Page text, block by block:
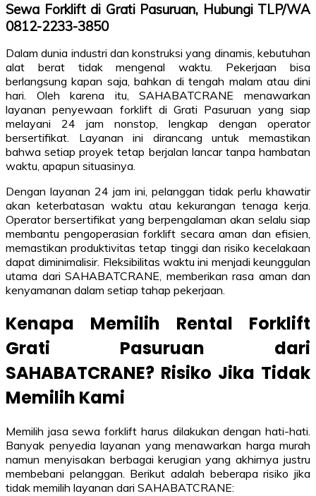
Sewa Forklift di Grati Pasuruan, Hubungi TLP/WA
0812-2233-3850
Dalam dunia industri dan konstruksi yang dinamis, kebutuhan
alat berat tidak mengenal waktu. Pekerjaan bisa
berlangsung kapan saja, bahkan di tengah malam atau dini
hari. Oleh karena itu, SAHABATCRANE menawarkan
layanan penyewaan forklift di Grati Pasuruan yang siap
melayani 24 jam nonstop, lengkap dengan operator
bersertifikat. Layanan ini dirancang untuk memastikan
bahwa setiap proyek tetap berjalan lancar tanpa hambatan
waktu, apapun situasinya.
Dengan layanan 24 jam ini, pelanggan tidak perlu khawatir
akan keterbatasan waktu atau kekurangan tenaga kerja.
Operator bersertifikat yang berpengalaman akan selalu siap
membantu pengoperasian forklift secara aman dan efisien,
memastikan produktivitas tetap tinggi dan risiko kecelakaan
dapat diminimalisir. Fleksibilitas waktu ini menjadi keunggulan
utama dari SAHABATCRANE, memberikan rasa aman dan
kenyamanan dalam setiap tahap pekerjaan.
Kenapa Memilih Rental Forklift
Grati Pasuruan dari
SAHABATCRANE? Risiko Jika Tidak
Memilih Kami
Memilih jasa sewa forklift harus dilakukan dengan hati-hati.
Banyak penyedia layanan yang menawarkan harga murah
namun menyisakan berbagai kerugian yang akhirnya justru
membebani pelanggan. Berikut adalah beberapa risiko jika
tidak memilih layanan dari SAHABATCRANE: